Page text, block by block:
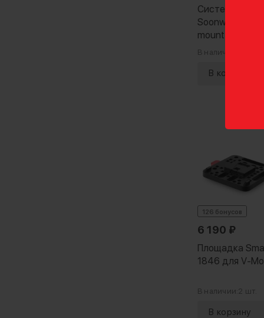
Система
Soonwell P-
mount
В наличии:
126 бонусов
6 190 ₽
Площадка
1846 для V-
В наличии: 2 шт.